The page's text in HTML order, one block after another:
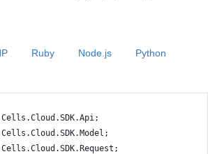
Ruby Node.js Python